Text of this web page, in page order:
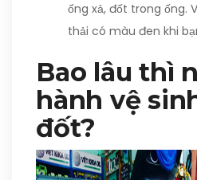
ống xả, đốt trong ống.
thải có màu đen khi
Bao lâu thì
hành vệ
đốt?